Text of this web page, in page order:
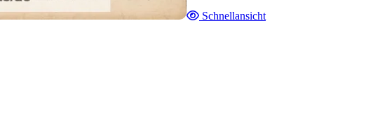
Schnellansicht